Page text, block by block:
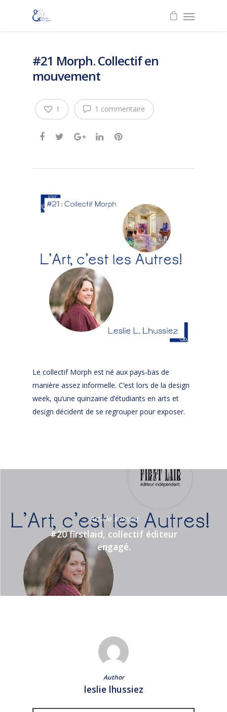
#21 Morph. Collectif en
mouvement
1 commentaire
1
Le collectif Morph est né aux pays-bas de
manière assez informelle. C’est lors de la design
week, qu’une quinzaine d’étudiants en arts et
design décident de se regrouper pour exposer.
Article suivant
#20 firstlaid, collectif éditeur
engagé.
Author
leslie lhussiez